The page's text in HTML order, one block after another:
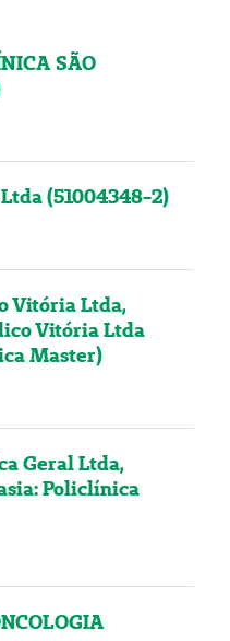
SÃO
(51004348-2)
Vitória Ltda,
Vitória Ltda
Master)
Geral Ltda,
Policlínica